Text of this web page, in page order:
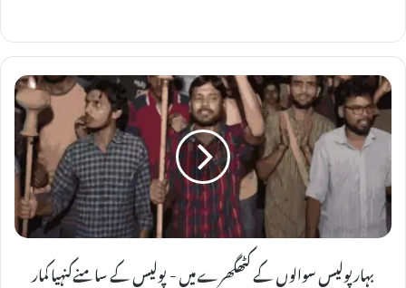
بہار
پولیس
سوالوں
کے
کٹھگھرے
میں -
پولیس
سامنےکنہیا
بہار پولیس سوالوں کے کٹھگھرے میں - پولیس کے سامنےکنہیا کمار